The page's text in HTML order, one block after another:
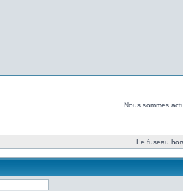
Nous sommes
Le fuseau